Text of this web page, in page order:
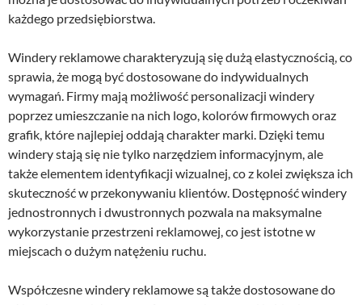
każdego przedsiębiorstwa.
Windery reklamowe charakteryzują się dużą elastycznością, co
sprawia, że mogą być dostosowane do indywidualnych
wymagań. Firmy mają możliwość personalizacji windery
poprzez umieszczanie na nich logo, kolorów firmowych oraz
grafik, które najlepiej oddają charakter marki. Dzięki temu
windery stają się nie tylko narzędziem informacyjnym, ale
także elementem identyfikacji wizualnej, co z kolei zwiększa ich
skuteczność w przekonywaniu klientów. Dostępność windery
jednostronnych i dwustronnych pozwala na maksymalne
wykorzystanie przestrzeni reklamowej, co jest istotne w
miejscach o dużym natężeniu ruchu.
Współczesne windery reklamowe są także dostosowane do